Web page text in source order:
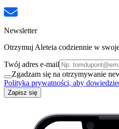
Newsletter
Otrzymuj Aleteia codziennie w
Twój adres e-mail
Zgadzam się na otrzymywanie
Polityka prywatności, aby
Zapisz się